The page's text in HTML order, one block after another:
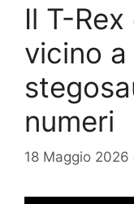
Il T-
vicino
numeri
18 Maggio 2026